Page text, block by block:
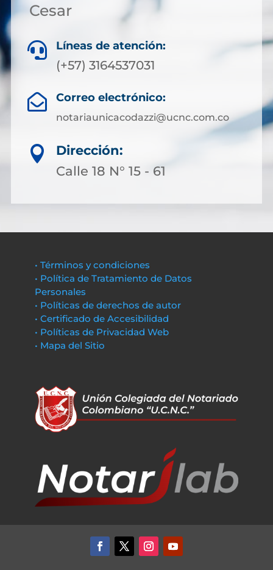
Cesar
 Líneas de atención:
(+57) 3164537031
 Correo electrónico:
notariaunicacodazzi@ucnc.com.co

Dirección:
Calle 18 N° 15 - 61
• Términos y condiciones
• Política de Tratamiento de Datos
Personales
• Políticas de derechos de autor
• Certificado de Accesibilidad
• Políticas de Privacidad Web
• Mapa del Sitio